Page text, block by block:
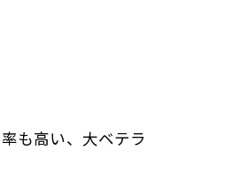
も高い、大ベテラ